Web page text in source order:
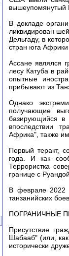
вышеупомянутый
В докладе
ликвидирован
Дельгаду, в
стран юга
Ассане являлся
лесу Катуба в
опытные
прибывают из
Однако
получающие
базирующийся в
впоследствии
Африка", также
Первый теракт,
года. И как
Террористка
границе с
В феврале 2022
танзанийских
ПОГРАНИЧНЫЕ
Присутствие
Шабааб" (или,
исторически